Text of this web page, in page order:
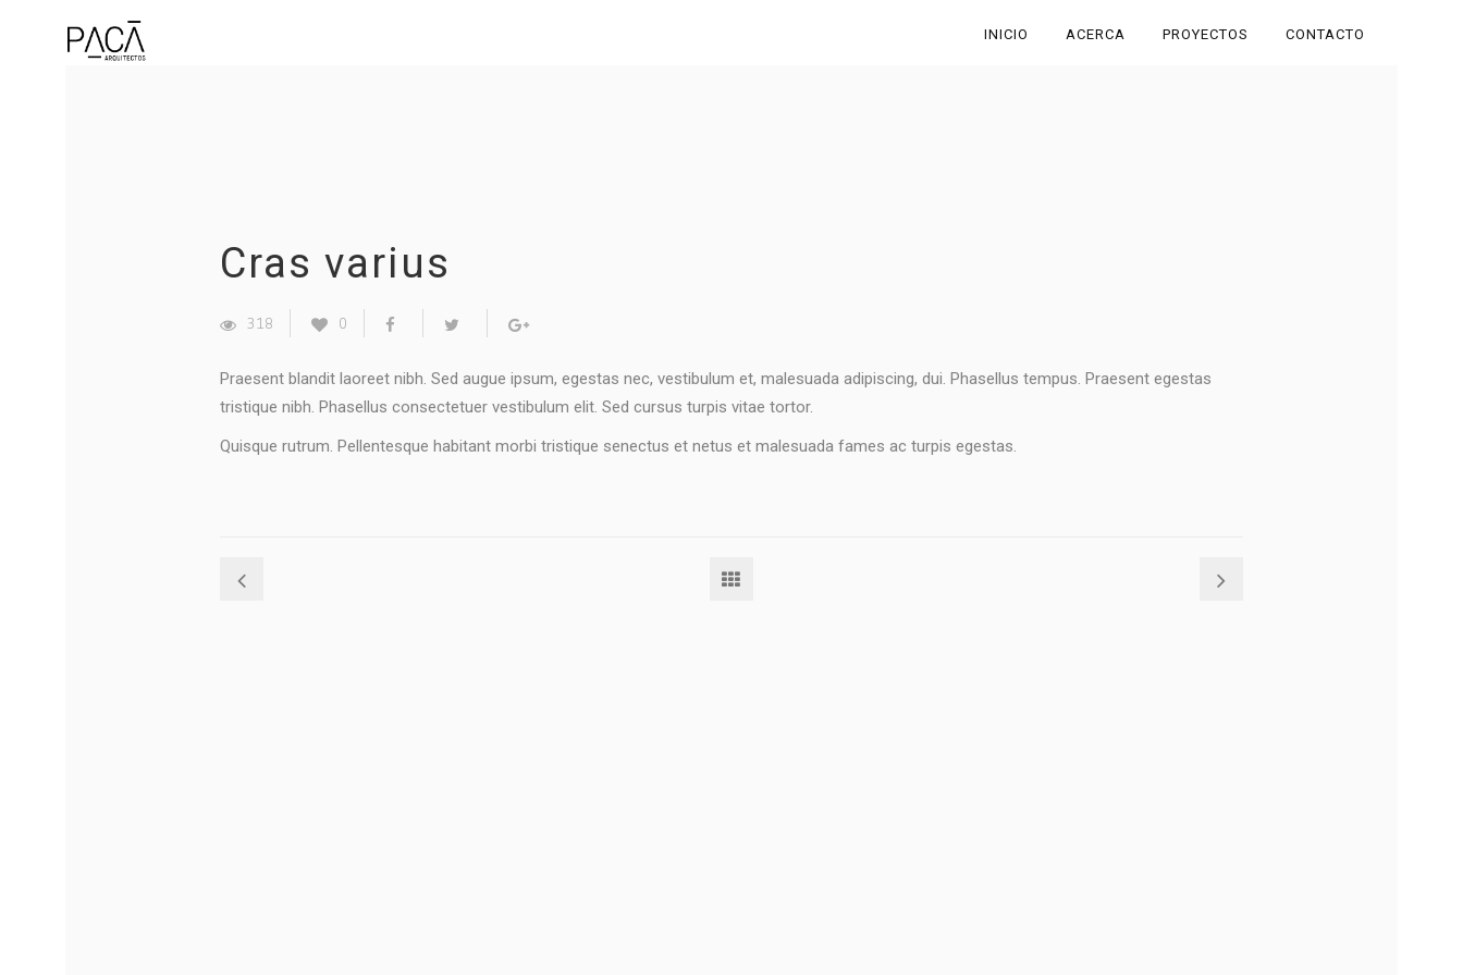
INICIO ACERCA PROYECTOS CONTACTO
Cras varius
318 0
Praesent blandit laoreet nibh. Sed augue ipsum, egestas nec, vestibulum et, malesuada adipiscing, dui. Phasellus tempus. Praesent egestas
tristique nibh. Phasellus consectetuer vestibulum elit. Sed cursus turpis vitae tortor.
Quisque rutrum. Pellentesque habitant morbi tristique senectus et netus et malesuada fames ac turpis egestas.